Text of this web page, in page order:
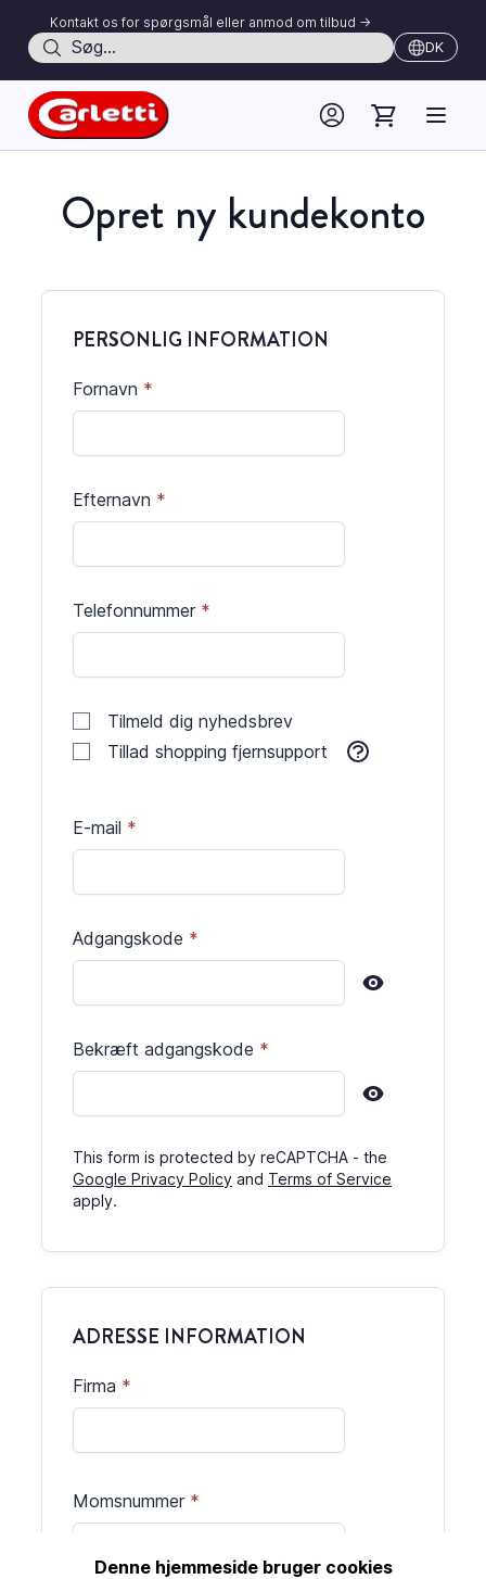
Kontakt os for spørgsmål eller anmod om tilbud ->
Søg DK
Opret ny kundekonto
PERSONLIG INFORMATION
Fornavn
Efternavn
Telefonnummer
Tilmeld dig nyhedsbrev
Tillad shopping fjernsupport
E-mail
Adgangskode
Bekræft adgangskode
This form is protected by reCAPTCHA - the
Google Privacy Policy and Terms of Service
apply.
ADRESSE INFORMATION
Firma
Momsnummer
Denne hjemmeside bruger cookies